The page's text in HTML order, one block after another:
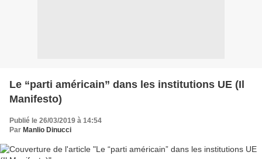
Le “parti américain” dans les institutions UE (Il
Manifesto)
Publié le 26/03/2019 à 14:54
Par Manlio Dinucci